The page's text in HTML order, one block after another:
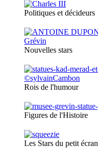
Politiques et décideurs
Nouvelles stars
Rois de l'humour
Figures de l'Histoire
Les Stars du petit écran